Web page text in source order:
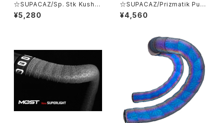
☆SUPACAZ/Sp. Stk Kush G
lx OilSlick Plg/バーテープ/B
T-131/スパカズ
¥5,280
☆SUPACAZ/Prizmatik Purp
le Haze/バーテープ/BT-137/
スパカズ
¥4,560